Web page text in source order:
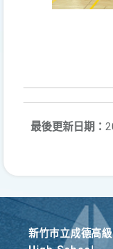
最後更新日期：
新竹巿立成德高